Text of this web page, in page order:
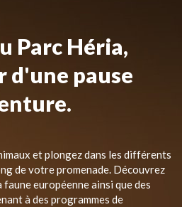
Parc Héria,
pause
et plongez dans les différents
de votre promenade. Découvrez
faune européenne ainsi que des
à des programmes de